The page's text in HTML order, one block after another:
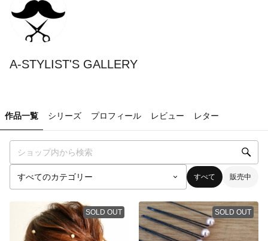
A-STYLIST'S GALLERY
作品一覧 シリーズ プロフィール レビュー レター
すべて 販売中
SOLD OUT SOLD OUT